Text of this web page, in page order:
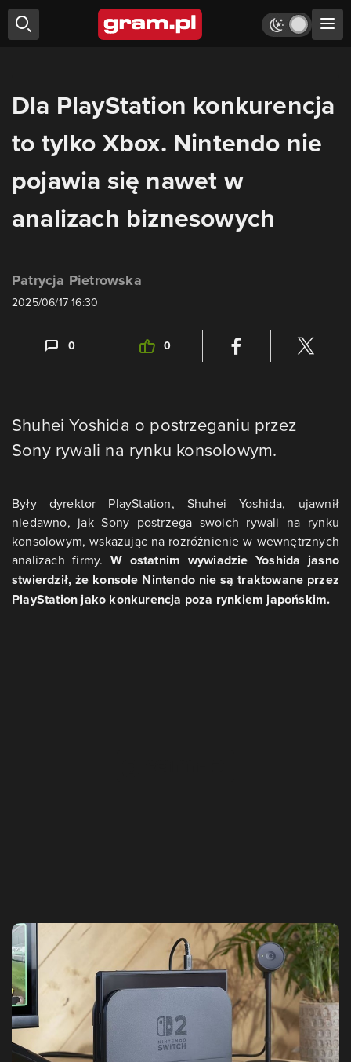
Dla PlayStation konkurencja
to tylko Xbox. Nintendo nie
pojawia się nawet w
analizach biznesowych
Patrycja Pietrowska
2025/06/17 16:30
0 0
Shuhei Yoshida o postrzeganiu przez
Sony rywali na rynku konsolowym.
Były dyrektor PlayStation, Shuhei Yoshida, ujawnił
niedawno, jak Sony postrzega swoich rywali na rynku
konsolowym, wskazując na rozróżnienie w wewnętrznych
analizach firmy. W ostatnim wywiadzie Yoshida jasno
stwierdził, że konsole Nintendo nie są traktowane przez
PlayStation jako konkurencja poza rynkiem japońskim.